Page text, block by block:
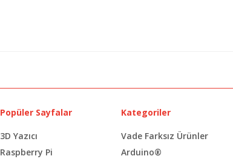
Popüler Sayfalar
3D Yazıcı
Raspberry Pi
Kategoriler
Vade Farksız Ürünler
Arduino®